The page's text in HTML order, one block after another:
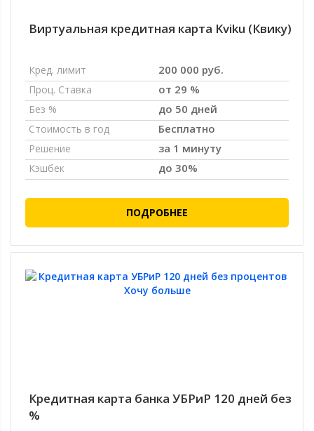
Виртуальная кредитная карта Kviku (Квику)
Кред. лимит 200 000 руб.
Проц. Ставка от 29 %
Без % до 50 дней
Стоимость в год Бесплатно
Решение за 1 минуту
Кэшбек до 30%
ПОДРОБНЕЕ
Кредитная карта банка УБРиР 120 дней без
%